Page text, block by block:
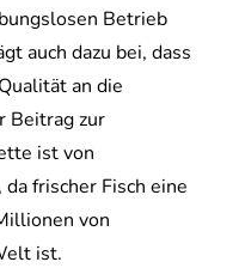
Betrieb
auch dazu bei, dass
an die
Beitrag zur
ist von
frischer Fisch eine
von
ist.